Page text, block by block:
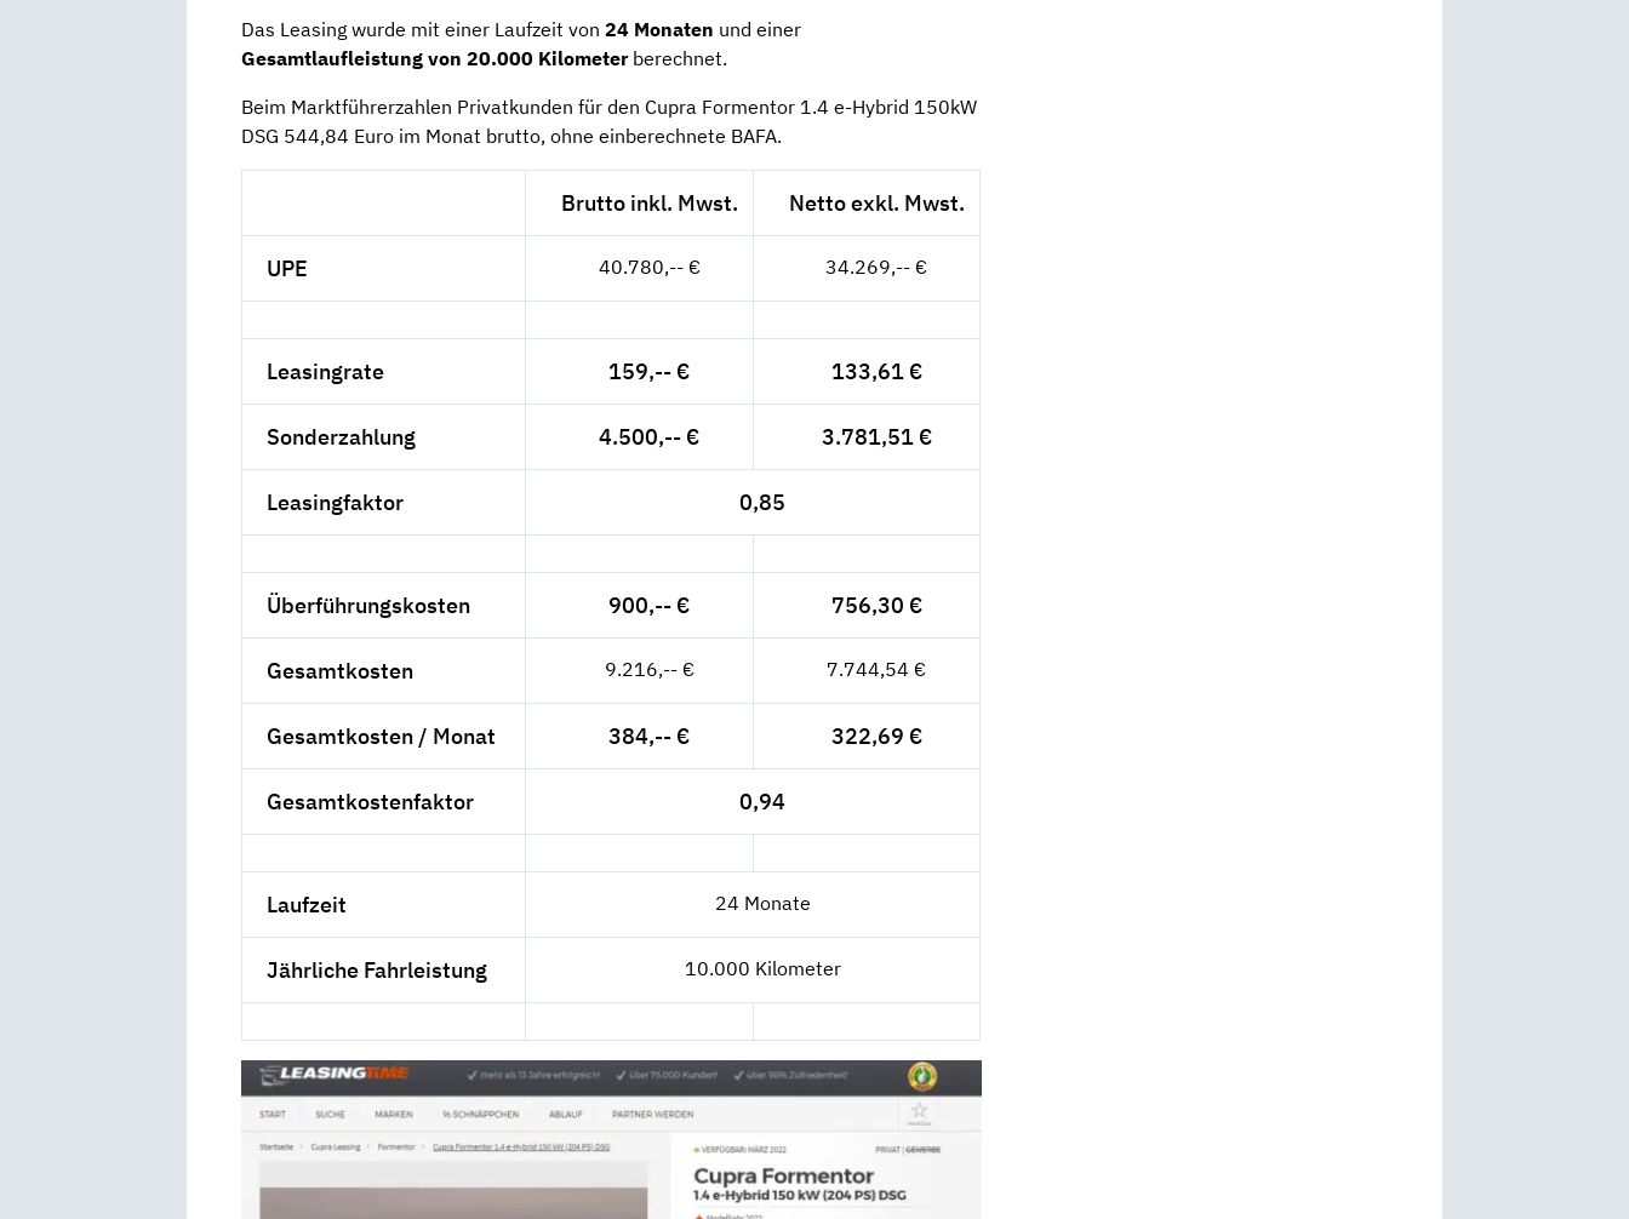
Das Leasing wurde mit einer Laufzeit von 24 Monaten und einer
Gesamtlaufleistung von 20.000 Kilometerberechnet.
Beim Marktführerzahlen Privatkunden für den Cupra Formentor 1.4 e-Hybrid 150kW
DSG 544,84 Euro im Monat brutto, ohne einberechnete BAFA.
Brutto inkl. Mwst. Netto exkl. Mwst.
UPE 40.780,-- € 34.269,-- €
Leasingrate 159,-- € 133,61 €
Sonderzahlung 4.500,-- € 3.781,51 €
Leasingfaktor 0,85
Überführungskosten 900,-- € 756,30 €
Gesamtkosten 9.216,-- € 7.744,54 €
Gesamtkosten / Monat 384,-- € 322,69 €
Gesamtkostenfaktor 0,94
Laufzeit 24 Monate
Jährliche Fahrleistung 10.000 Kilometer